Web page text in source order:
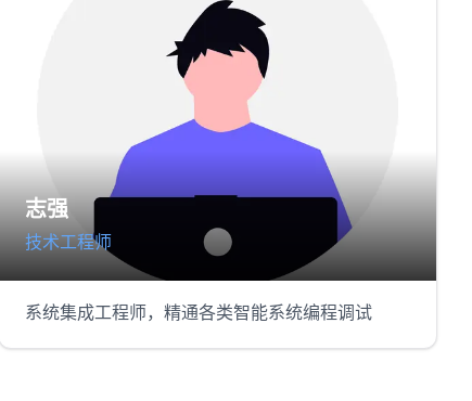
志强
技术工程师
系统集成工程师，精通各类智能系统编程调试